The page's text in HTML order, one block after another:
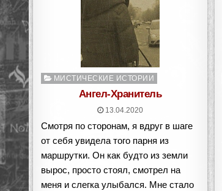
Опубликовано
МИСТИЧЕСКИЕ ИСТОРИИ
Ангел-Хранитель
13.04.2020
Смотря по сторонам, я вдруг в шаге
от себя увидела того парня из
маршрутки. Он как будто из земли
вырос, просто стоял, смотрел на
меня и слегка улыбался. Мне стало